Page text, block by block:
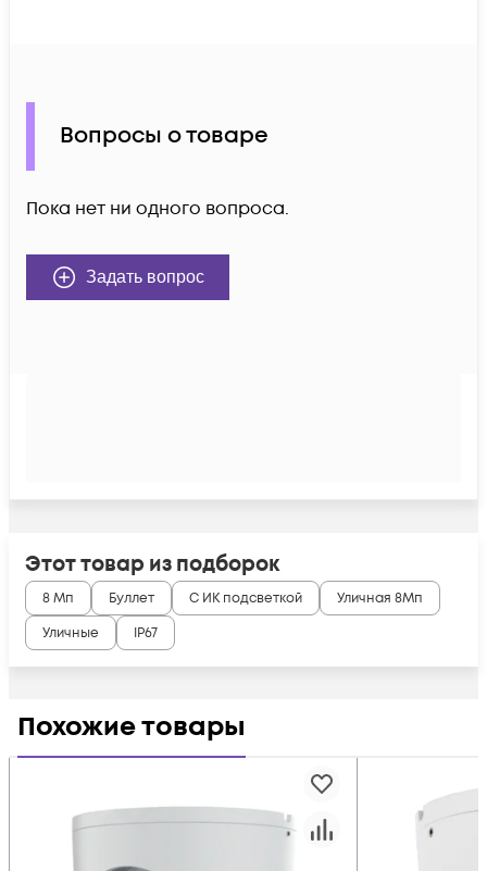
Вопросы о товаре
Пока нет ни одного вопроса.
Задать вопрос
Этот товар из подборок
8 Мп Буллет С ИК подсветкой
Уличная 8Мп
Уличные
IP67
Похожие товары